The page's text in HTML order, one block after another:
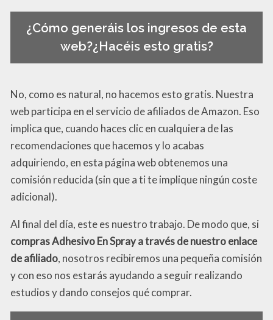
¿Cómo generáis los ingresos de esta
web?¿Hacéis esto gratis?
No, como es natural, no hacemos esto gratis. Nuestra
web participa en el servicio de afiliados de Amazon. Eso
implica que, cuando haces clic en cualquiera de las
recomendaciones que hacemos y lo acabas
adquiriendo, en esta página web obtenemos una
comisión reducida (sin que a ti te implique ningún coste
adicional).
Al final del día, este es nuestro trabajo. De modo que, si
compras Adhesivo En Spray a través de nuestro enlace
de afiliado, nosotros recibiremos una pequeña comisión
y con eso nos estarás ayudando a seguir realizando
estudios y dando consejos qué comprar.